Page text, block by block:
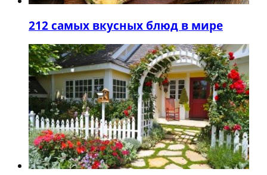
212 самых вкусных блюд в мире